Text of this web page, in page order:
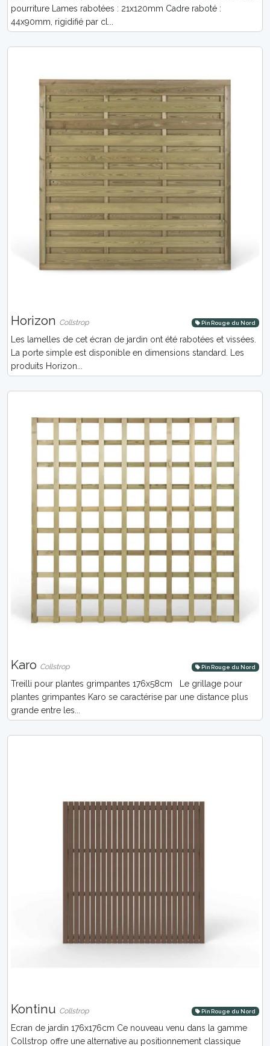
pourriture Lames rabotées : 21x120mm Cadre raboté :
44x90mm, rigidifié par cl...
Horizon Collstrop Pin Rouge du Nord
Les lamelles de cet écran de jardin ont été rabotées et vissées.
La porte simple est disponible en dimensions standard. Les
produits Horizon...
Karo Collstrop Pin Rouge du Nord
Treilli pour plantes grimpantes 176x58cm Le grillage pour
plantes grimpantes Karo se caractérise par une distance plus
grande entre les...
Kontinu Collstrop Pin Rouge du Nord
Ecran de jardin 176x176cm Ce nouveau venu dans la gamme
Collstrop offre une alternative au positionnement classique